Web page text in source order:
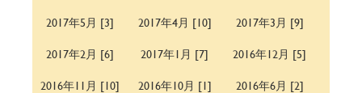
2017年5月 [3]
2017年4月 [10]
2017年3月 [9]
2017年2月 [6]
2017年1月 [7]
2016年12月 [5]
2016年11月 [10]
2016年10月 [1]
2016年6月 [2]